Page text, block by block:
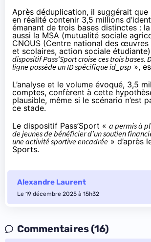
Après déduplication, il suggérait que
en réalité contenir 3,5 millions
émanant de trois bases distinctes : la
aussi la MSA (mutualité sociale
CNOUS (Centre national des œuvres
et scolaires, action sociale
dispositif Pass’Sport croise ces trois bases.
ligne possède un ID spécifique id_psp »,
L’analyse et le volume évoqué, 3,5
comptes, confèrent à cette
plausible, même si le scénario n’est
ce stade.
Le dispositif Pass’Sport « a permis à
de jeunes de bénéficier d’un soutien
une activité sportive encadrée » d’après
Sports.
Alexandre Laurent
Le 19 décembre 2025 à 15h32
Commentaires (16)